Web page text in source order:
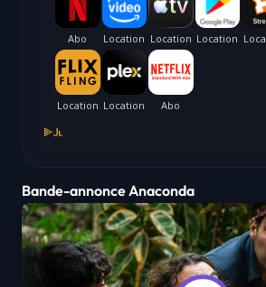
Bande-annonce Anaconda